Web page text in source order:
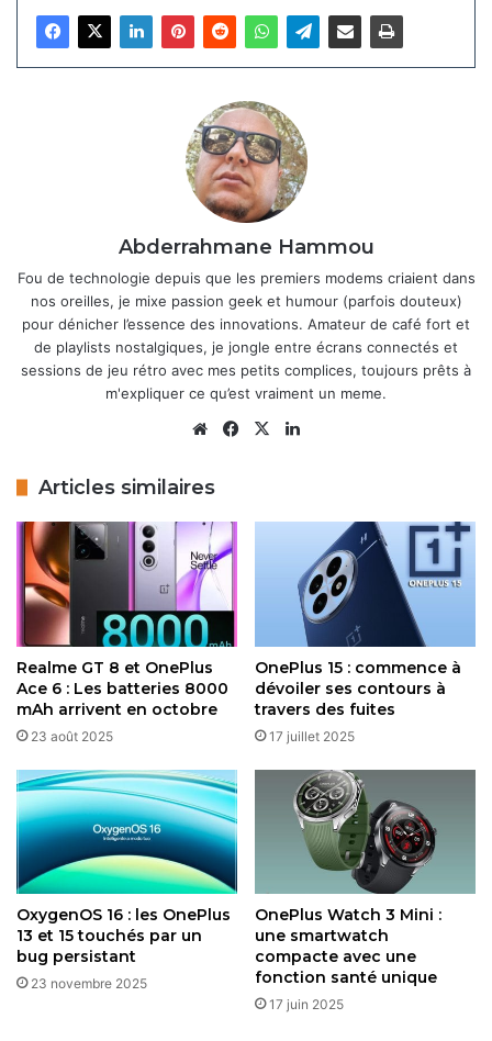
rafraîchissement variable jusqu’à 165 Hz et une luminosité
de pointe à 1 800 nits. Des sources sur le web soulignent
que cette dalle BOE X3, compatible Dolby Vision, priorise
est de prolonger l’autonomie. Ajoutez à cela un design plat
et symétrique, avec des bords fins, et vous obtenez un
appareil qui flirte avec l’esthétique iPhone tout en restant
fidèle à l’ADN minimaliste de OnePlus.
OnePlus Pad 3 : la tablette haut de
gamme est maintenant disponible à
l’achat
18 avril 2026
OnePlus Pad 3 Pro et Pad Mini : deux
pour élargir l’offre Android
La photo n’est pas en reste, avec un module triple 50 MP à
l’arrière : un Sony LYT-700 principal (f/1.8, OIS), un ultra-
grand-angle Samsung ISOCELL JN5 (f/2.0) et un
téléobjectif périscopique 3,5x (f/2.8, OIS). Fini le
partenariat Hasselblad ; OnePlus mise sur son propre
“DetailMax Engine” pour une clarté accrue et des couleurs
À l’avant, un selfie de 32 MP complète le tableau. Pour
l’endurance, la batterie gonfle à 7 300 mAh (technologie
Glacier de troisième génération), soutenue par une charge
filaire 120W et sans fil 50W, assez pour tenir deux jours en
usage mixte.
Les options de stockage et RAM s’échelonnent de 12/256
Go à 16/1 To, avec LPDDR5X et UFS 4.1 pour des vitesses
Abderrahmane Hammou
Fou de technologie depuis que les premiers modems criaient dans
nos oreilles, je mixe passion geek et humour (parfois douteux)
pour dénicher l’essence des innovations. Amateur de café fort et
de playlists nostalgiques, je jongle entre écrans connectés et
sessions de jeu rétro avec mes petits complices, toujours prêts à
m'expliquer ce qu’est vraiment un meme.
WebsiteFacebook
X
Articles similaires
Realme GT 8 et OnePlus
Ace 6 : Les batteries 8000
mAh arrivent en octobre
23 août 2025
OnePlus 15 : commence à
dévoiler ses contours à
travers des fuites
17 juillet 2025
OxygenOS 16 : les OnePlus
13 et 15 touchés par un
bug persistant
23 novembre 2025
OnePlus Watch 3 Mini :
une smartwatch
compacte avec une
fonction santé unique
17 juin 2025